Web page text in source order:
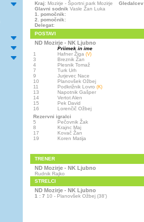
Kraj: Mozirje - Športni park Mozirje Gledalcev
Glavni sodnik Vasle Žan Luka
1. pomočnik:
2. pomočnik:
Delegat:
POSTAVI
ND Mozirje - NK Ljubno
Priimek in ime
1
Hafner Žiga (V)
3
Breznik Žan
4
Plesnik Tomaž
7
Turk Urh
9
Jurjevec Nace
10
Planovšek Ožbej
11
Podkrižnik Lovro (K)
13
Napotnik Gašper
14
Vertot Alen
15
Pek David
16
Lorenčič Ožbej
Rezervni igralci
5
Pečovnik Žak
8
Krajnc Maj
17
Kovač Žan
19
Koren Matija
TRENER
ND Mozirje - NK Ljubno
Rudnik Rajko
STRELCI
ND Mozirje - NK Ljubno
1 : 7 10 - Planovšek Ožbej (38')